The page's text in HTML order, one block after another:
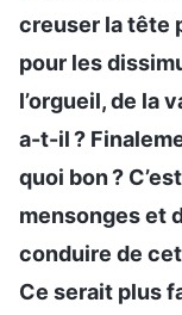
creuser la tête
pour les
l’orgueil, de la
a-t-il ?
quoi bon ?
mensonges et
conduire de
Ce serait plus